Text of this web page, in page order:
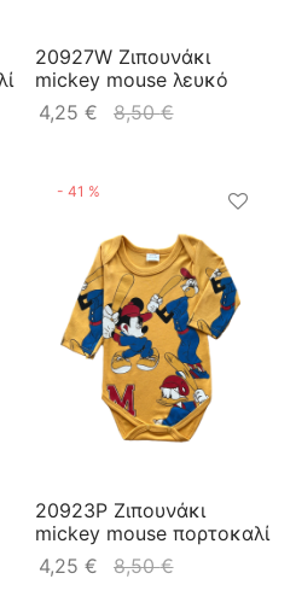
20927W Ζιπουνάκι
mickey mouse λευκό
4,25 € 8,50€
- 41 %
20923P Ζιπουνάκι
mickey mouse πορτοκαλί
4,25 € 8,50€